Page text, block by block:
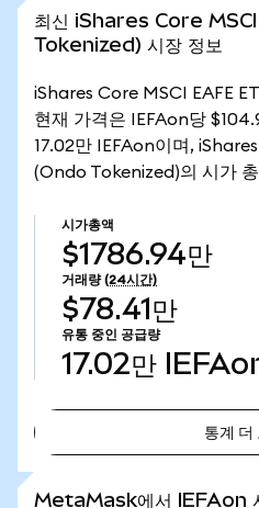
최신 iShares Core
Tokenized) 시장 정보
iShares Core MSCI EAFE
현재 가격은 IEFAon당
17.02만 IEFAon이며,
(Ondo Tokenized)의 시가
시가총액
$1786.94만
거래량 (24시간)
$78.41만
유통 중인 공급량
17.02만
통계 더
MetaMask에서 IEFAon